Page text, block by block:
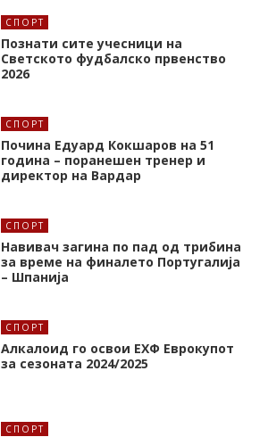
СПОРТ
Познати сите учесници на
Светското фудбалско првенство
2026
СПОРТ
Почина Едуард Кокшаров на 51
година – поранешен тренер и
директор на Вардар
СПОРТ
Навивач загина по пад од трибина
за време на финалето Португалија
– Шпанија
СПОРТ
Алкалоид го освои ЕХФ Еврокупот
за сезоната 2024/2025
СПОРТ